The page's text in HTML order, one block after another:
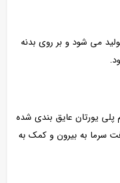
می شود و بر روی بدنه
پلی یورتان عایق بندی شده
سرما به بیرون و کمک به